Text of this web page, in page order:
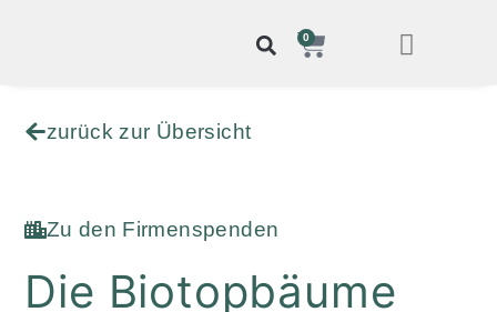
0
zurück zur Übersicht
Zu den Firmenspenden
Die Biotopbäume